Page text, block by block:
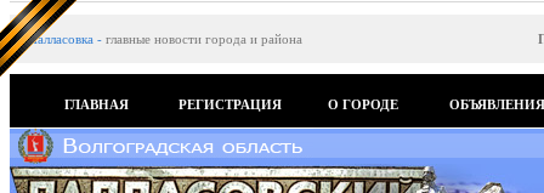
Палласовка - главные новости города и района
ГЛАВНАЯ РЕГИСТРАЦИЯ О ГОРОДЕ ОБЪЯВЛЕНИЯ